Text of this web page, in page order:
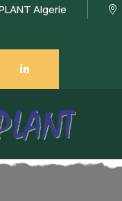
Algerie